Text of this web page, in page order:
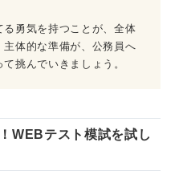
勇気を持つことが、全体
体的な準備が、公務員へ
挑んでいきましょう。
WEBテスト模試を試し